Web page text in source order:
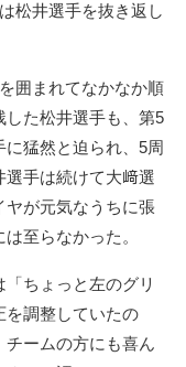
松井選手を抜き返し
囲まれてなかなか順
た松井選手も、第5
猛然と迫られ、5周
選手は続けて大﨑選
ヤが元気なうちに張
至らなかった。
ちょっと左のグリ
を調整していたの
ームの方にも喜ん